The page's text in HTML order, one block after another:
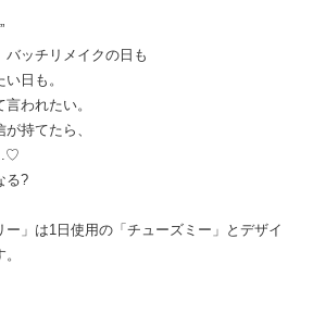
ッチリメイクの日も
日も。
われたい。
持てたら、
る?
」は1日使用の「チューズミー」とデザイ